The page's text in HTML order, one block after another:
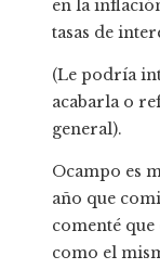
en la
tasas de
(Le podría
acabarla o
general).
Ocampo es
año que
comenté
como el